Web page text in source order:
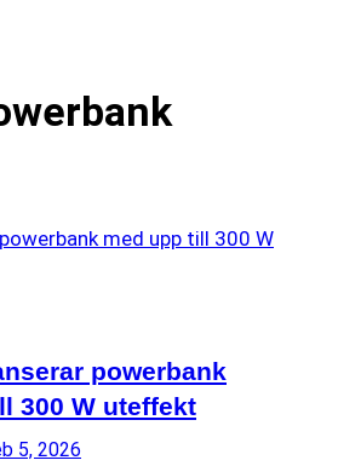
powerbank
300 W uteffekt
5, 2026